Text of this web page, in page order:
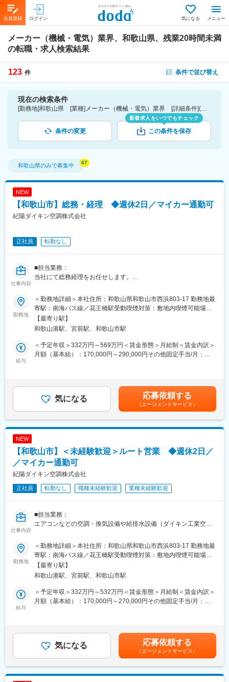
会員登録 ログイン 気になる メニュー
メーカー（機械・電気）業界、和歌山県、残業20時間未満
の転職・求人検索結果
123 件 条件で並び替え
現在の検索条件
[勤務地]和歌山県 [業種]メーカー（機械・電気）業界 [詳細条件](休日・働き方)残業20時間未満
条件の変更
新着求人をいつでもチェック
この条件を保存
和歌山県のみで募集中
NEW
【和歌山市】総務・経理 ◆週休2日／マイカー通勤可
紀陽ダイキン空調株式会社
正社員 転勤なし
仕事内容
■担当業務：
当社にて総務経理をお任せします。
・社内外の文書作成や伝票作成
・備品、物品管理（発注）
・パソコンの初期設定
（ネットワーク設定、メール設定、プリンター設定、ソフトのイ
ンストール作業など）
・社内システムのユーザー作成 など
ています！
提供し地域の様々なユーザー様に信頼を得てまいりました。
「お客様第一」を経営理念とする当社は、お客様目線で省エネ
性、安全性、コスト面など総合的なシステムのご提案を通じて皆
ります。
勤務地
＜勤務地詳細＞本社住所：和歌山県和歌山市西浜803-17 勤務地最
寄駅：南海バス線／花王橋駅受動喫煙対策：敷地内喫煙可能場所
あり
【最寄り駅】
和歌山港駅、宮前駅、和歌山市駅
給与
＜予定年収＞332万円～569万円＜賃金形態＞月給制＜賃金内訳＞
月額（基本給）：170,000円～290,000円その他固定手当/月：
その他固定手当：自動車手当1,500円■賞与：年2回（昨年実績：
年3回5か月分）■昇給：有（前年実績：0～10,000円／月）賃金は
あくまでも目安の金額であり、選考を通じて上下する可能性があ
ります。月給(月額)は固定手当を含めた表記です。
気になる 応募依頼する
（エージェントサービス）
NEW
【和歌山市】＜未経験歓迎＞ルート営業 ◆週休2日／
／マイカー通勤可
紀陽ダイキン空調株式会社
正社員 転勤なし 職種未経験歓迎 業種未経験歓迎
仕事内容
■担当業務：
エアコンなどの空調・換気設備や給排水設備（ダイキン工業空調
販売店様や個人宅へ商品販売活動を行っていただきます。
■組織構成：
本社：12名
田辺営業所：3名
■魅力ポイント：
◎週休2日制で残業は月20時間程度。長く続けられる環境が整っ
ています！
勤務地
＜勤務地詳細＞本社住所：和歌山県和歌山市西浜803-17 勤務地最
寄駅：南海バス線／花王橋駅受動喫煙対策：敷地内喫煙可能場所
あり
【最寄り駅】
和歌山港駅、宮前駅、和歌山市駅
給与
＜予定年収＞332万円～532万円＜賃金形態＞月給制＜賃金内訳＞
月額（基本給）：170,000円～270,000円その他固定手当/月：
その他固定手当：自動車手当1,500円■賞与：年2回（昨年実績：
年3回5か月分）■昇給：有（前年実績：0～10,000円／月）賃金は
あくまでも目安の金額であり、選考を通じて上下する可能性があ
ります。月給(月額)は固定手当を含めた表記です。
気になる 応募依頼する
（エージェントサービス）